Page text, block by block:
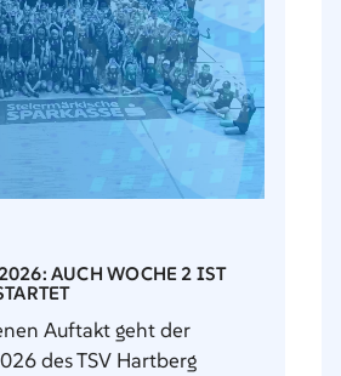
AUCH WOCHE 2 IST
Auftakt geht der
des TSV Hartberg